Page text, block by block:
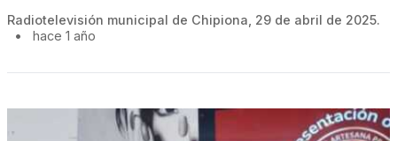
Radiotelevisión municipal de Chipiona, 29 de abril de 2025.
•
hace 1 año